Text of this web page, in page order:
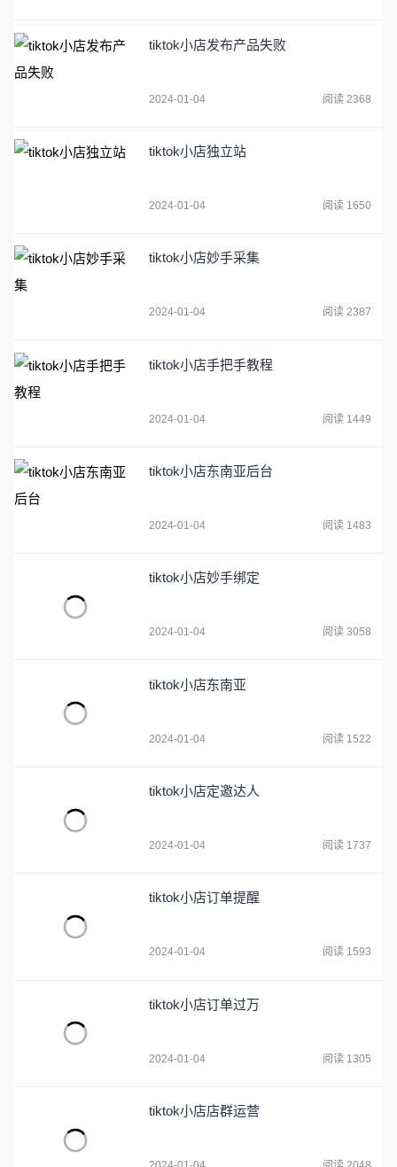
tiktok小店发布产品失败
2024-01-04 阅读 2368
tiktok小店独立站
2024-01-04 阅读 1650
tiktok小店妙手采集
2024-01-04 阅读 2387
tiktok小店手把手教程
2024-01-04 阅读 1449
tiktok小店东南亚后台
2024-01-04 阅读 1483
tiktok小店妙手绑定
2024-01-04 阅读 3058
tiktok小店东南亚
2024-01-04 阅读 1522
tiktok小店定邀达人
2024-01-04 阅读 1737
tiktok小店订单提醒
2024-01-04 阅读 1593
tiktok小店订单过万
2024-01-04 阅读 1305
tiktok小店店群运营